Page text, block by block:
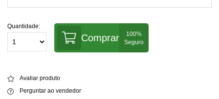
Quantidade:
Comprar
Avaliar produto
Perguntar ao vendedor